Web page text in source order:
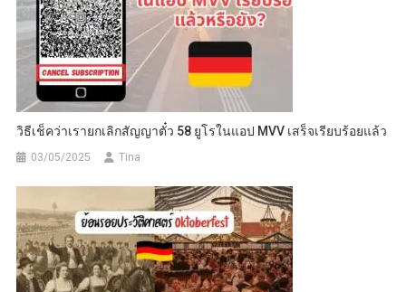
วิธีเช็คว่าเรายกเลิกสัญญาตั๋ว 58 ยูโรในแอป MVV เสร็จเรียบร้อยแล้ว
03/05/2025 Tina